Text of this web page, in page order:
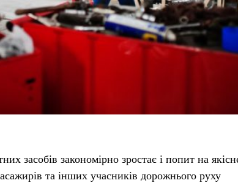
засобів закономірно зростає і попит на
та інших учасників дорожнього руху